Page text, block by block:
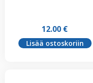
12.00 €
Lisää ostoskoriin